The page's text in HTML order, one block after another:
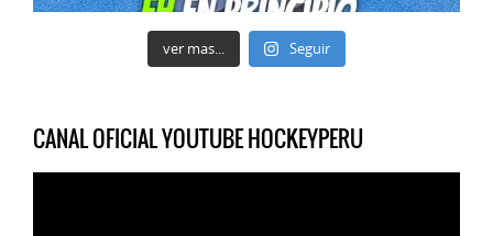
ver mas... Seguir
CANAL OFICIAL YOUTUBE HOCKEYPERU